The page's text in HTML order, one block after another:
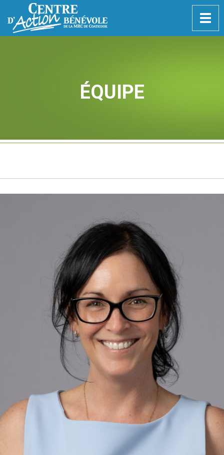
ÉQUIPE